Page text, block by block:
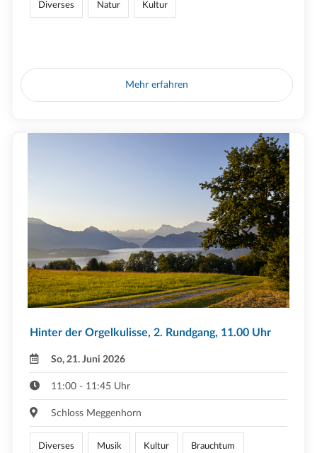
Diverses Natur Kultur
Mehr erfahren
Hinter der Orgelkulisse, 2. Rundgang, 11.00 Uhr
So, 21. Juni 2026
11:00 - 11:45 Uhr
Schloss Meggenhorn
Diverses Musik Kultur Brauchtum